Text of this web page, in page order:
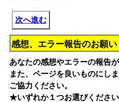
次へ進む
感想、エラー報告のお願い
あなたの感想やエラーの報告
また、ページを良いものにしま
ご協力ください。
★いずれか１つお選びください